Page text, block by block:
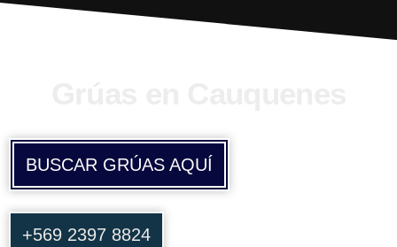
BUSCAR GRÚAS AQUÍ
+569 2397 8824